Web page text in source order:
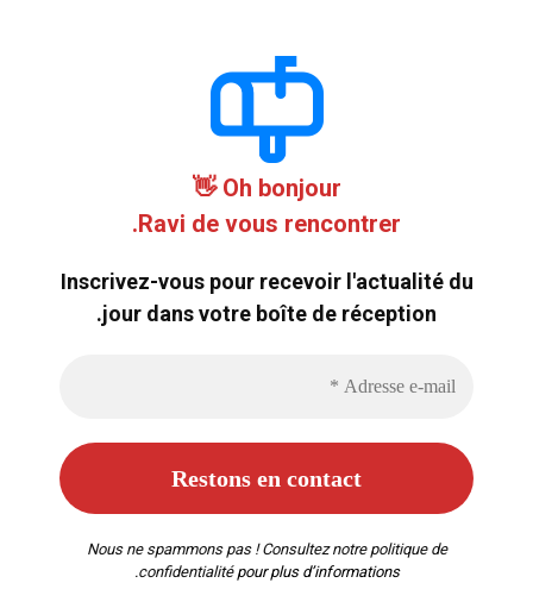
Oh bonjour 👋
Ravi de vous rencontrer.
Inscrivez-vous pour recevoir l'actualité du
jour dans votre boîte de réception.
Nous ne spammons pas ! Consultez notre politique de
confidentialitépour plus d’informations.